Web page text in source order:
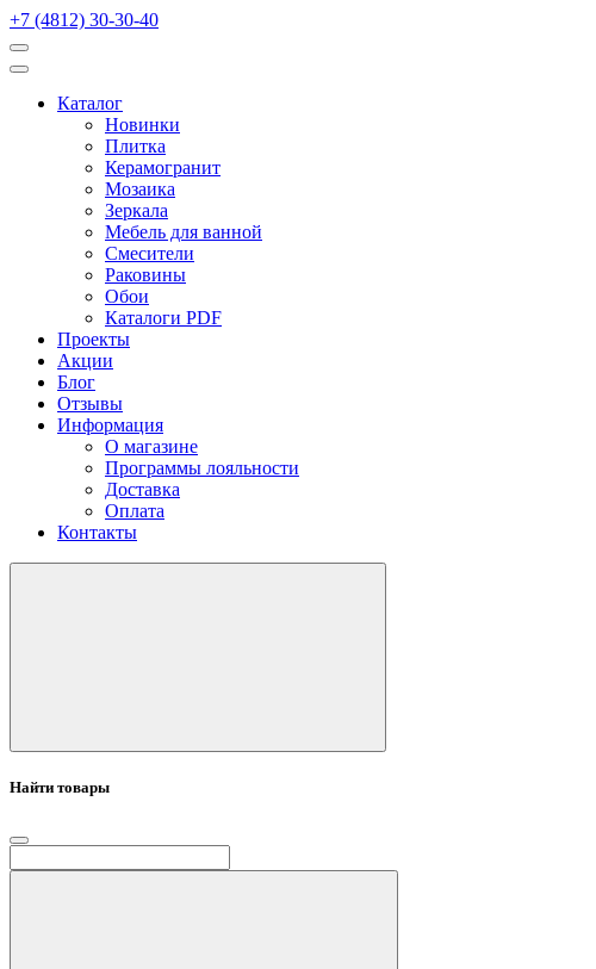
+7 (4812) 30-30-40
Каталог
Новинки
Плитка
Керамогранит
Мозаика
Зеркала
Мебель для ванной
Смесители
Раковины
Обои
Каталоги PDF
Проекты
Акции
Блог
Отзывы
Информация
О магазине
Программы лояльности
Доставка
Оплата
Контакты
Найти товары